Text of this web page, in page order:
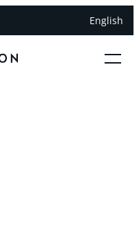
English